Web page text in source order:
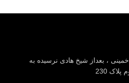
، بعداز شیخ هادی نرسیده به
230